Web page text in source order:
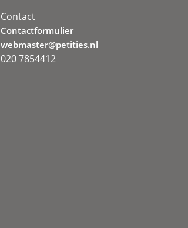
Contact
Contactformulier
webmaster@petities.nl
020 7854412